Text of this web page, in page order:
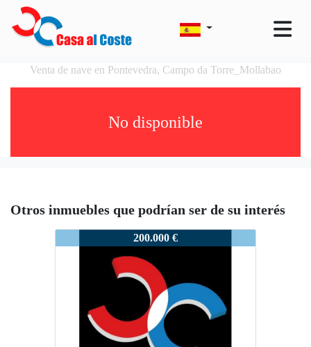
Venta de nave en Pontevedra, Campo da Torre_Mollabao
No disponible
Otros inmuebles que podrían ser de su interés
PONTEVEDRA0166
200.000 €